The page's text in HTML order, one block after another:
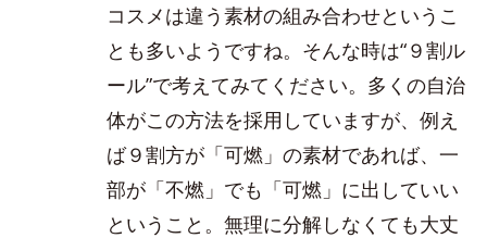
コスメは違う素材の組み合わせというこ
とも多いようですね。そんな時は“９割ル
ール”で考えてみてください。多くの自治
体がこの方法を採用していますが、例え
ば９割方が「可燃」の素材であれば、一
部が「不燃」でも「可燃」に出していい
ということ。無理に分解しなくても大丈